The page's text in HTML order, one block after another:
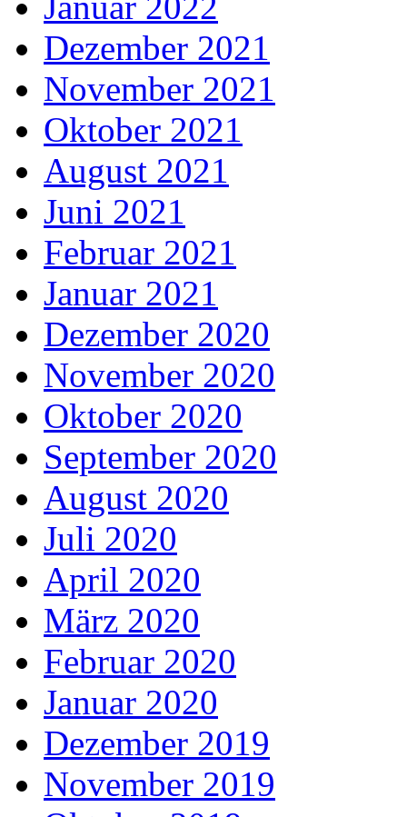
Dezember 2021
November 2021
Oktober 2021
August 2021
Juni 2021
Februar 2021
Januar 2021
Dezember 2020
November 2020
Oktober 2020
September 2020
August 2020
Juli 2020
April 2020
März 2020
Februar 2020
Januar 2020
Dezember 2019
November 2019